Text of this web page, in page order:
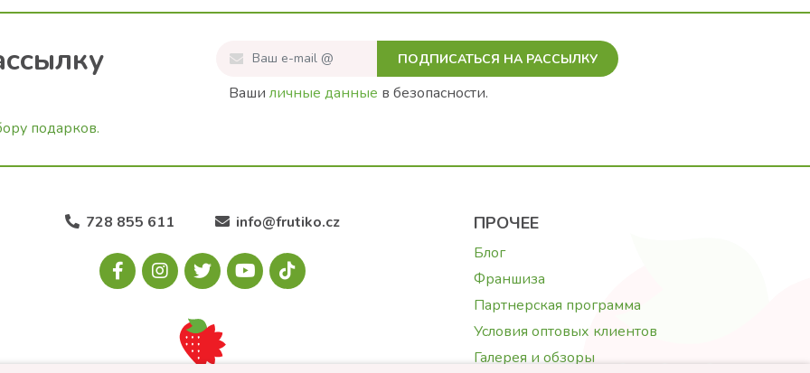
подарков.
ПОДПИСАТЬСЯ НА РАССЫЛКУ
Ваши личные данные в безопасности.
728 855 611 info@frutiko.cz ПРОЧЕЕ
Блог
Франшиза
Партнерская программа
Условия оптовых клиентов
Галерея и обзоры